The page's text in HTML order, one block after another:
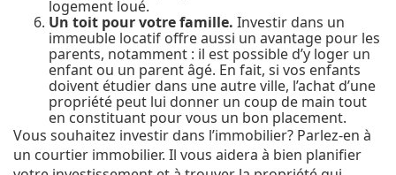
logement loué.
Un toit pour votre famille. Investir dans un
immeuble locatif offre aussi un avantage pour les
parents, notamment : il est possible d’y loger un
enfant ou un parent âgé. En fait, si vos enfants
doivent étudier dans une autre ville, l’achat d’une
propriété peut lui donner un coup de main tout
en constituant pour vous un bon placement.
Vous souhaitez investir dans l’immobilier? Parlez-en à
un courtier immobilier. Il vous aidera à bien planifier